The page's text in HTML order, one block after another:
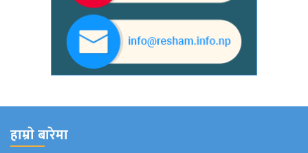
हाम्राे बारेमा